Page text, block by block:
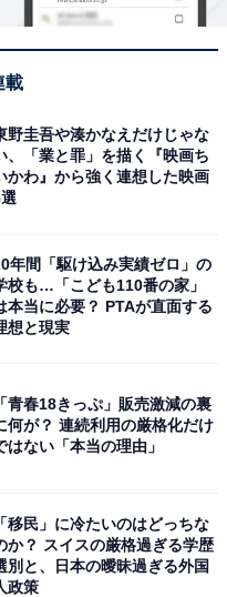
公式アプリから申し込
日23時59分です。一
は7月5日10時～7日23
すが、公式アプリとオ
録すれば両方で申し込
載
野圭吾や湊かなえだけじゃな
、「業と罪」を描く『映画ち
かわ』から強く連想した映画
年間「駆け込み実績ゼロ」の
校も…「こども110番の家」
本当に必要？ PTAが直面する
想と現実
「青春18きっぷ」販売激減の裏
何が？ 連続利用の厳格化だけ
はない「本当の理由」
「移民」に冷たいのはどっちな
か？ スイスの厳格過ぎる学歴
別と、日本の曖昧過ぎる外国
政策